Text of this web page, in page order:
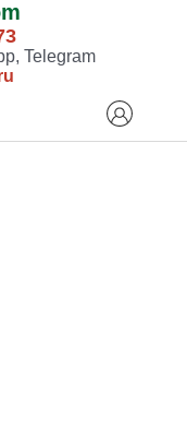
Telegram